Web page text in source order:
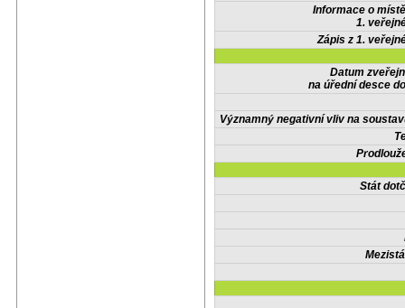
Informace o
1.
Zápis z 1.
Datum
na úřední desce
Významný negativní vliv na
Stát